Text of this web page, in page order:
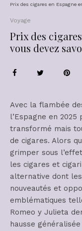
Prix des cigares en Espagne
Voyage
Prix des
vous devez
Avec la flambée
l’Espagne en
transformé mais
de cigares. Alors
grimper sous
les cigares et
alternative dont
nouveautés et
emblématiques
Romeo y Julieta
hausse